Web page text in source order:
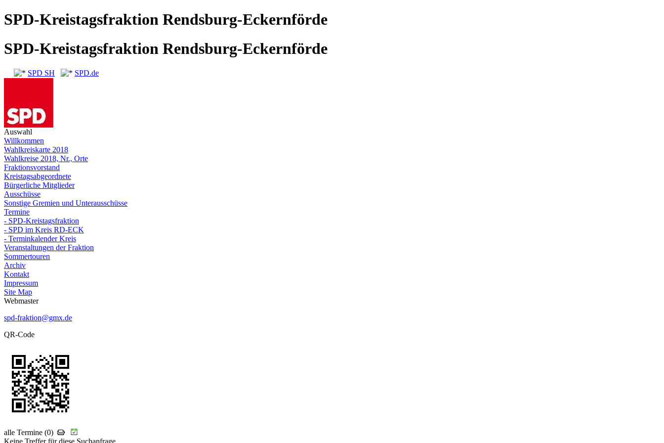
SPD-Kreistagsfraktion Rendsburg-Eckernförde
SPD-Kreistagsfraktion Rendsburg-Eckernförde
SPD SH SPD.de
Auswahl
Willkommen
Wahlkreiskarte 2018
Wahlkreise 2018, Nr., Orte
Fraktionsvorstand
Kreistagsabgeordnete
Bürgerliche Mitglieder
Ausschüsse
Sonstige Gremien und Unterausschüsse
Termine
- SPD-Kreistagsfraktion
- SPD im Kreis RD-ECK
- Terminkalender Kreis
Veranstaltungen der Fraktion
Sommertouren
Archiv
Kontakt
Impressum
Site Map
Webmaster
spd-fraktion@gmx.de
QR-Code
alle Termine (0)